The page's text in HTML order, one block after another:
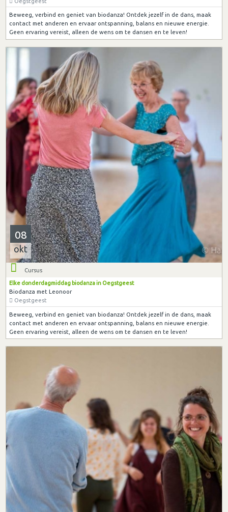
Beweeg, verbind en geniet van biodanza! Ontdek jezelf in de dans, maak
contact met anderen en ervaar ontspanning, balans en nieuwe energie.
Geen ervaring vereist, alleen de wens om te dansen en te leven!
08
okt
Cursus
Elke donderdagmiddag biodanza in Oegstgeest
Biodanza met Leonoor
Oegstgeest
Beweeg, verbind en geniet van biodanza! Ontdek jezelf in de dans, maak
contact met anderen en ervaar ontspanning, balans en nieuwe energie.
Geen ervaring vereist, alleen de wens om te dansen en te leven!